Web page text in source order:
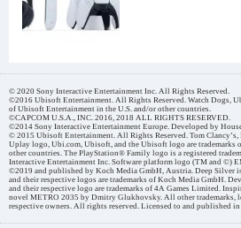
© 2020 Sony Interactive Entertainment Inc. All Rights Reserved.
©2016 Ubisoft Entertainment. All Rights Reserved. Watch Dogs,
of Ubisoft Entertainment in the U.S. and/or other countries.
©CAPCOM U.S.A., INC. 2016, 2018 ALL RIGHTS RESERVED.
©2014 Sony Interactive Entertainment Europe. Developed by
© 2015 Ubisoft Entertainment. All Rights Reserved. Tom
Uplay logo, Ubi.com, Ubisoft, and the Ubisoft logo are trademarks
other countries. The PlayStation® Family logo is a registered
Interactive Entertainment Inc. Software platform logo (TM and ©)
©2019 and published by Koch Media GmbH, Austria. Deep Silver
and their respective logos are trademarks of Koch Media GmbH.
and their respective logo are trademarks of 4A Games Limited.
novel METRO 2035 by Dmitry Glukhovsky. All other trademarks,
respective owners. All rights reserved. Licensed to and published